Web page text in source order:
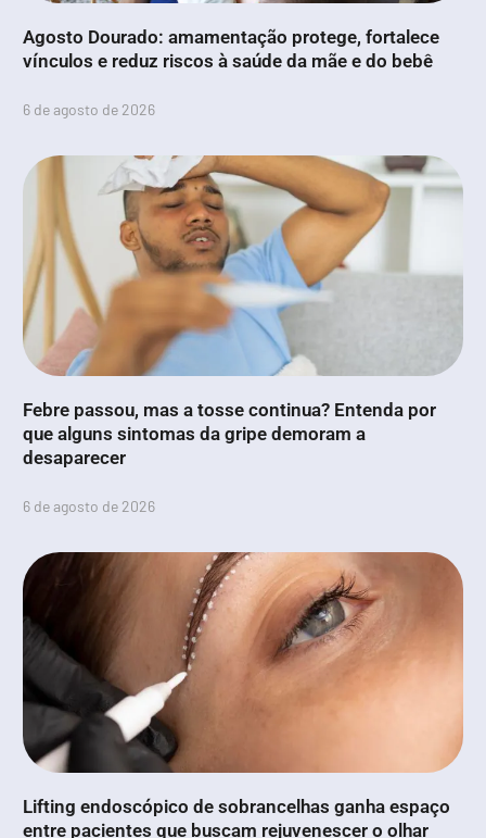
Agosto Dourado: amamentação protege, fortalece
vínculos e reduz riscos à saúde da mãe e do bebê
6 de agosto de 2026
Febre passou, mas a tosse continua? Entenda por
que alguns sintomas da gripe demoram a
desaparecer
6 de agosto de 2026
Lifting endoscópico de sobrancelhas ganha espaço
entre pacientes que buscam rejuvenescer o olhar